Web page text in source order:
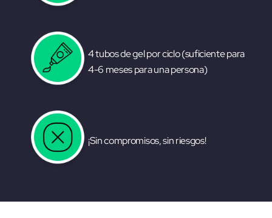
4 tubos de gel por ciclo (suficiente para
4-6 meses para una persona)
¡Sin compromisos, sin riesgos!